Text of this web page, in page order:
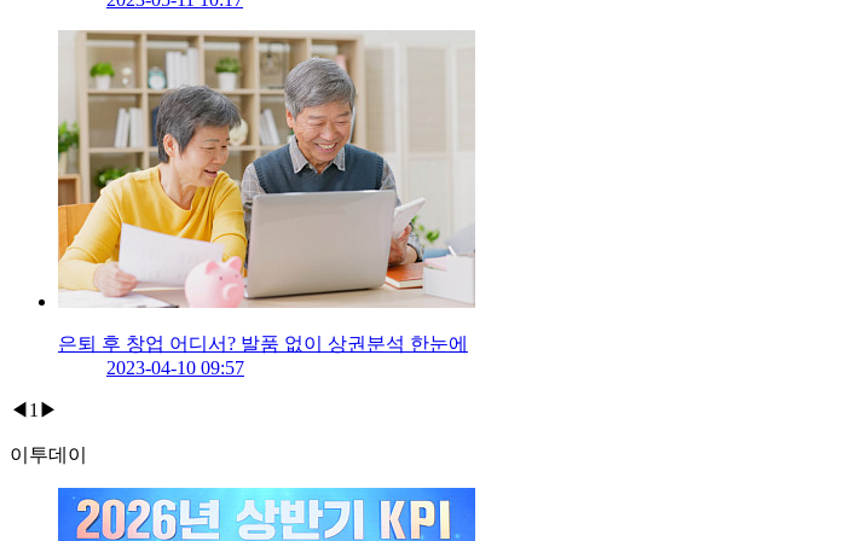
은퇴 후 창업 어디서? 발품 없이 상권분석 한눈에
2023-04-10 09:57
◀ 1 ▶
이투데이